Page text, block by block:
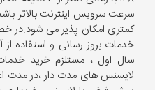
سرعت سرویس اینترنت بالاتر
کمتری امکان پذیر می شود.در
خدمات بروز رسانی و استفاده
سال اول ، مستلزم خرید
لایسنس های مدت دار ،در مدت